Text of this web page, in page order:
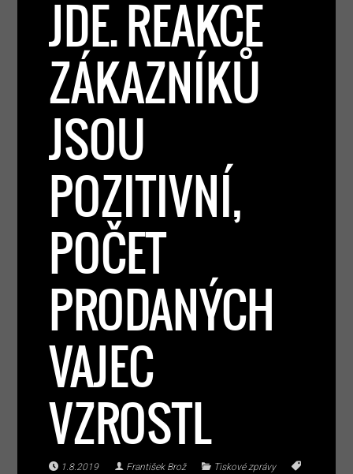
JDE. REAKCE
ZÁKAZNÍKŮ
JSOU
POZITIVNÍ,
POČET
PRODANÝCH
VAJEC
VZROSTL
1.8.2019 František Brož
Tiskové zprávy